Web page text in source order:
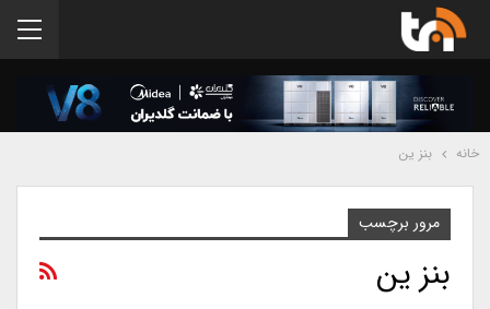
خانه بنز ین
مرور برچسب
بنز ین